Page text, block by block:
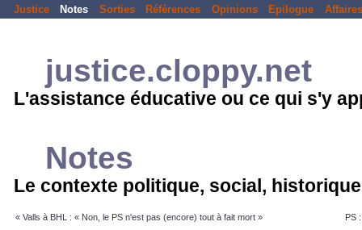
Justice Notes Sorties Références Opinions Epilogue Affaires
justice.cloppy.net
L'assistance éducative ou ce qui s'y
Notes
Le contexte politique, social,
« Valls à BHL : « Non, le PS n'est pas (encore) tout à fait mort » PS